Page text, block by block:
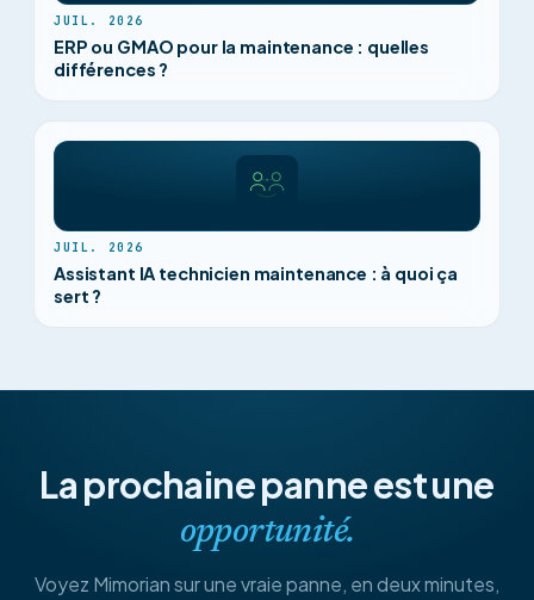
JUIL. 2026
ERP ou GMAO pour la maintenance : quelles
différences ?
JUIL. 2026
Assistant IA technicien maintenance : à quoi ça
sert ?
La prochaine panne est une
opportunité.
Voyez Mimorian sur une vraie panne, en deux minutes,